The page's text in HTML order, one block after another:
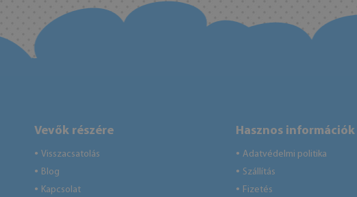
Vevők részére
● Visszacsatolás
● Blog
● Kapcsolat
Hasznos információk
● Adatvédelmi politika
● Szállítás
● Fizetés